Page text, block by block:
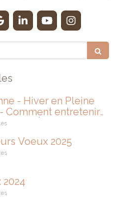
- Hiver en Pleine
Voeux 2025
2024